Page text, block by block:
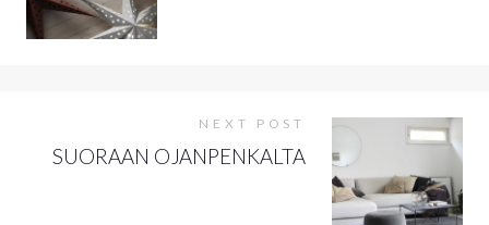
NEXT POST
SUORAAN OJANPENKALTA